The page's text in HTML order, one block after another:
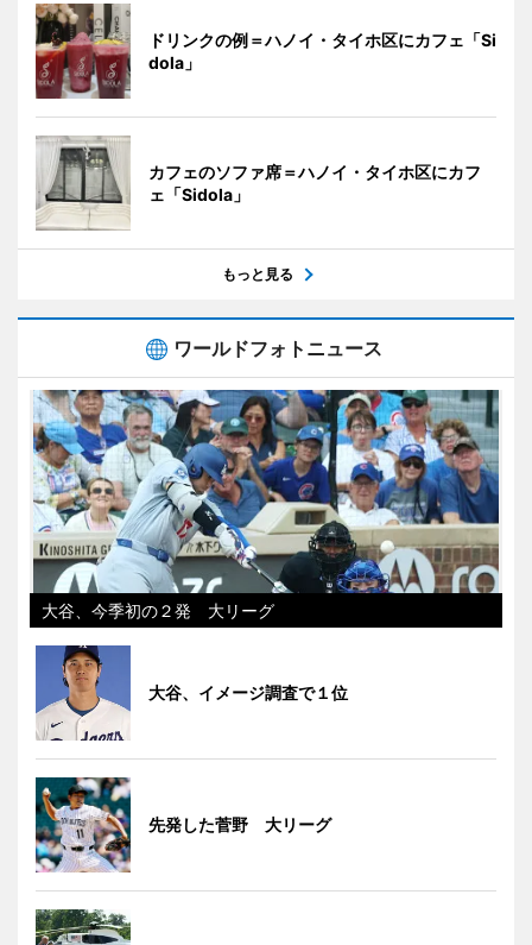
ドリンクの例＝ハノイ・タイホ区にカフェ「Si
dola」
カフェのソファ席＝ハノイ・タイホ区にカフ
ェ「Sidola」
もっと見る
ワールドフォトニュース
大谷、今季初の２発 大リーグ
大谷、イメージ調査で１位
先発した菅野 大リーグ